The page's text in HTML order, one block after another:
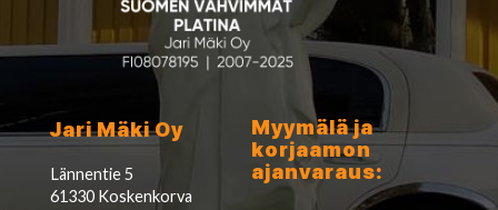
Jari Mäki Oy
Lännentie 5
61330 Koskenkorva
Myymälä ja
korjaamon
ajanvaraus: